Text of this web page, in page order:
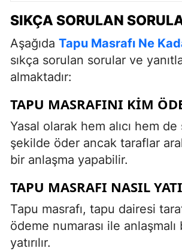
SIKÇA SORULAN
Aşağıda Tapu Masrafı Ne
sıkça sorulan sorular ve
almaktadır:
TAPU MASRAFINI KIM
Yasal olarak hem alıcı hem de
şekilde öder ancak taraflar
bir anlaşma yapabilir.
TAPU MASRAFI NASIL
Tapu masrafı, tapu dairesi
ödeme numarası ile anlaşmalı
yatırılır.